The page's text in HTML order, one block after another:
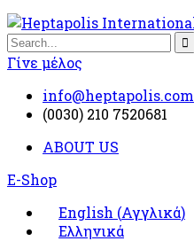
Γίνε μέλος
info@heptapolis.com
(0030) 210 7520681
ABOUT US
E-Shop
English (Αγγλικά)
Ελληνικά